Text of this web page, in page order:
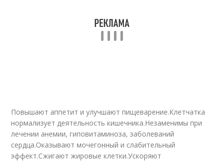
Повышают аппетит и улучшают пищеварение.Клетчатка
нормализует деятельность кишечника.Незаменимы при
лечении анемии, гиповитаминоза, заболеваний
сердца.Оказывают мочегонный и слабительный
эффект.Сжигают жировые клетки.Ускоряют